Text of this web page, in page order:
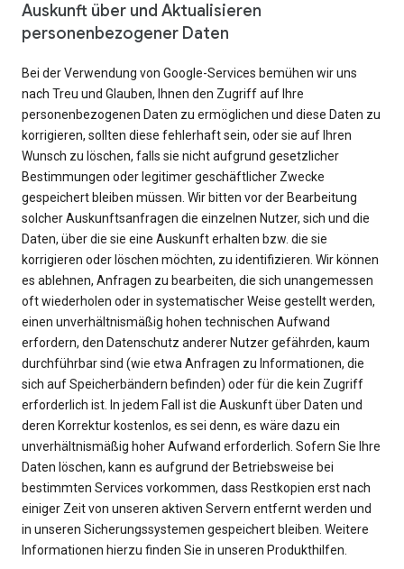
Auskunft über und Aktualisieren
personenbezogener Daten
Bei der Verwendung von Google-Services bemühen wir uns
nach Treu und Glauben, Ihnen den Zugriff auf Ihre
personenbezogenen Daten zu ermöglichen und diese Daten zu
korrigieren, sollten diese fehlerhaft sein, oder sie auf Ihren
Wunsch zu löschen, falls sie nicht aufgrund gesetzlicher
Bestimmungen oder legitimer geschäftlicher Zwecke
gespeichert bleiben müssen. Wir bitten vor der Bearbeitung
solcher Auskunftsanfragen die einzelnen Nutzer, sich und die
Daten, über die sie eine Auskunft erhalten bzw. die sie
korrigieren oder löschen möchten, zu identifizieren. Wir können
es ablehnen, Anfragen zu bearbeiten, die sich unangemessen
oft wiederholen oder in systematischer Weise gestellt werden,
einen unverhältnismäßig hohen technischen Aufwand
erfordern, den Datenschutz anderer Nutzer gefährden, kaum
durchführbar sind (wie etwa Anfragen zu Informationen, die
sich auf Speicherbändern befinden) oder für die kein Zugriff
erforderlich ist. In jedem Fall ist die Auskunft über Daten und
deren Korrektur kostenlos, es sei denn, es wäre dazu ein
unverhältnismäßig hoher Aufwand erforderlich. Sofern Sie Ihre
Daten löschen, kann es aufgrund der Betriebsweise bei
bestimmten Services vorkommen, dass Restkopien erst nach
einiger Zeit von unseren aktiven Servern entfernt werden und
in unseren Sicherungssystemen gespeichert bleiben. Weitere
Informationen hierzu finden Sie in unseren Produkthilfen.